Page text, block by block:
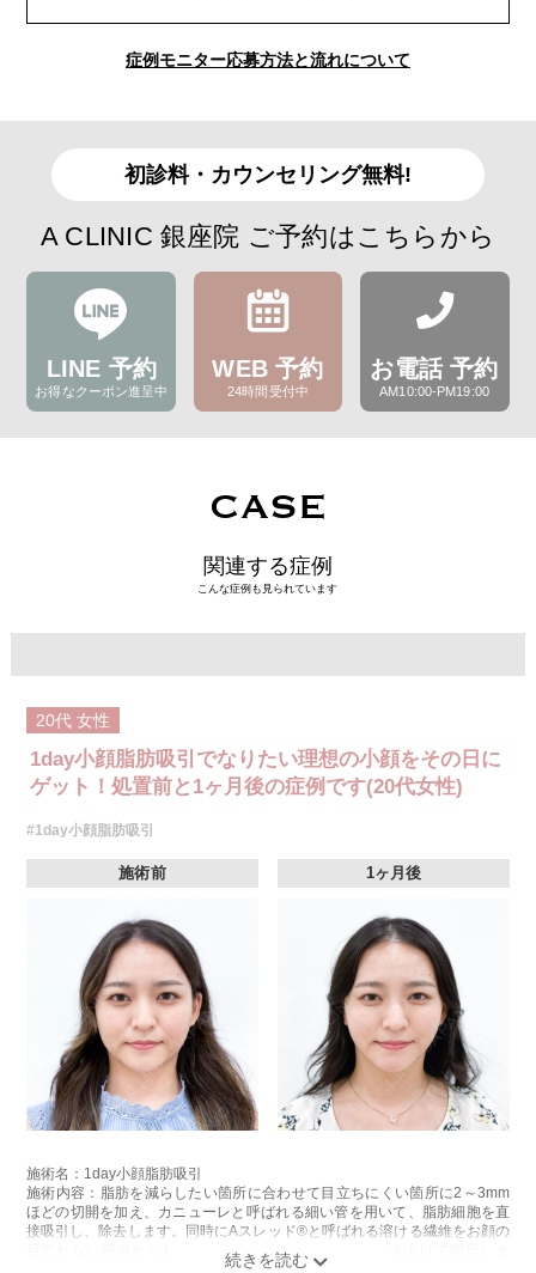
症例モニター応募方法と流れについて
初診料・カウンセリング無料!
A CLINIC 銀座院 ご予約はこちらから
LINE 予約
お得なクーポン進呈中
WEB 予約
24時間受付中
お電話 予約
AM10:00-PM19:00
CASE
関連する症例
こんな症例も見られています
20代 女性
1day小顔脂肪吸引でなりたい理想の小顔をその日に
ゲット！処置前と1ヶ月後の症例です(20代女性)
#1day小顔脂肪吸引
施術前 1ヶ月後
施術名：1day小顔脂肪吸引
施術内容：脂肪を減らしたい箇所に合わせて目立ちにくい箇所に2～3mm
ほどの切開を加え、カニューレと呼ばれる細い管を用いて、脂肪細胞を直
接吸引し、除去します。同時にAスレッド®と呼ばれる溶ける繊維をお顔の
目立たない部分から皮下へ挿入し、皮膚を内側から引き上げて固定しま